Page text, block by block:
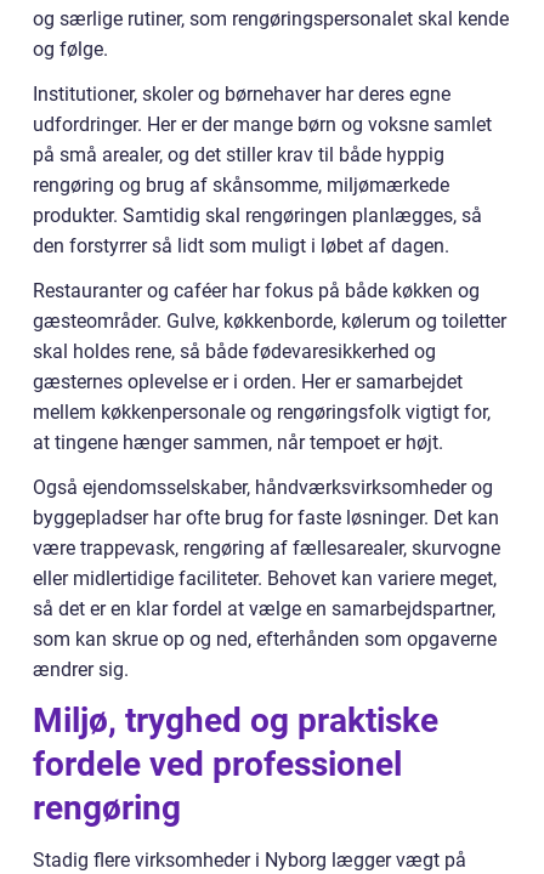
og særlige rutiner, som rengøringspersonalet skal kende
og følge.
Institutioner, skoler og børnehaver har deres egne
udfordringer. Her er der mange børn og voksne samlet
på små arealer, og det stiller krav til både hyppig
rengøring og brug af skånsomme, miljømærkede
produkter. Samtidig skal rengøringen planlægges, så
den forstyrrer så lidt som muligt i løbet af dagen.
Restauranter og caféer har fokus på både køkken og
gæsteområder. Gulve, køkkenborde, kølerum og toiletter
skal holdes rene, så både fødevaresikkerhed og
gæsternes oplevelse er i orden. Her er samarbejdet
mellem køkkenpersonale og rengøringsfolk vigtigt for,
at tingene hænger sammen, når tempoet er højt.
Også ejendomsselskaber, håndværksvirksomheder og
byggepladser har ofte brug for faste løsninger. Det kan
være trappevask, rengøring af fællesarealer, skurvogne
eller midlertidige faciliteter. Behovet kan variere meget,
så det er en klar fordel at vælge en samarbejdspartner,
som kan skrue op og ned, efterhånden som opgaverne
ændrer sig.
Miljø, tryghed og praktiske
fordele ved professionel
rengøring
Stadig flere virksomheder i Nyborg lægger vægt på